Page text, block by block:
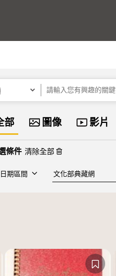
關鍵字
部 圖像 影片
清除全部
日期區間 建檔單位